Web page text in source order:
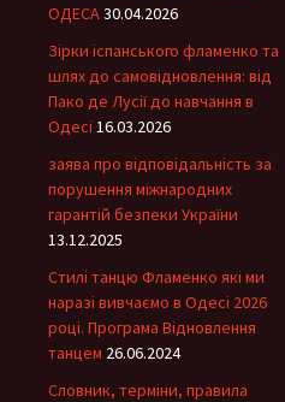
ОДЕСА 30.04.2026
Зірки іспанського фламенко та
шлях до самовідновлення: від
Пако де Лусії до навчання в
Одесі 16.03.2026
заява про відповідальність за
порушення міжнародних
гарантій безпеки України
13.12.2025
Стилі танцю Фламенко які ми
наразі вивчаємо в Одесі 2026
році. Програма Відновлення
танцем 26.06.2024
Словник, терміни, правила